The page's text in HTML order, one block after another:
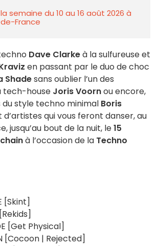
semaine du 10 au 16 août 2026 à
France
Dave Clarkeà la sulfureuse et
en passant par le duo de choc
Shadesans oublier l’un des
tech-house Joris Voornou encore,
du style techno minimal Boris
d’artistes qui vous feront danser, au
jusqu’au bout de la nuit, le15
à l’occasion de la Techno
[Skint]
[Get Physical]
[Cocoon | Rejected]